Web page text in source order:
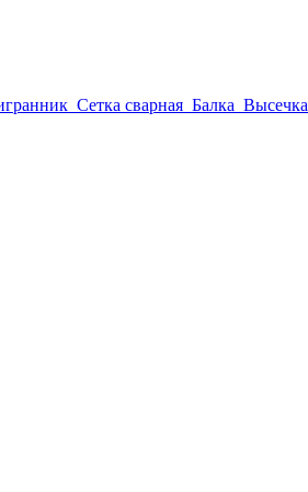
Сетка сварная Балка Высечка